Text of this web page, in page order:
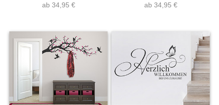
ab 34,95 € ab 34,95 €